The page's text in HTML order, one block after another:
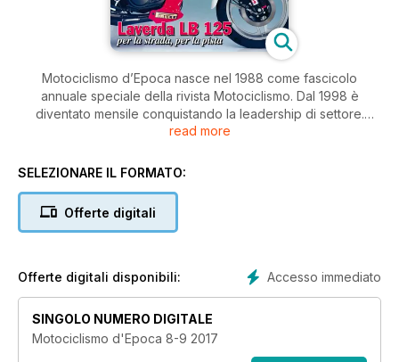
Motociclismo d’Epoca nasce nel 1988 come fascicolo
annuale speciale della rivista Motociclismo. Dal 1998 è
diventato mensile conquistando la leadership di settore.
Motocislimo d’Epoca si occupa di storia, trattando ogni
le hanno create o portate in gara. Ogni argomento è trattato
approfondimenti che non hanno pari su altre riviste di settore.
In più, Motociclismo d’Epoca può contare sull’enorme archivio
Motociclismo d’Epoca, per I suoi ricchi contenuti e
read more
SELEZIONARE IL FORMATO:
Offerte digitali
Accesso immediato
Offerte digitali disponibili:
SINGOLO NUMERO DIGITALE
Motociclismo d'Epoca 8-9 2017